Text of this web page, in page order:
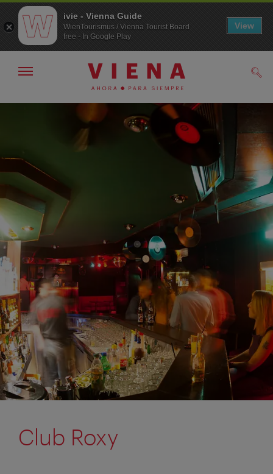
A
Al
Mostrar/ocultar
Club Roxy
ivie - Vienna Guide
WienTourismus / Vienna Tourist Board
free - In Google Play
View